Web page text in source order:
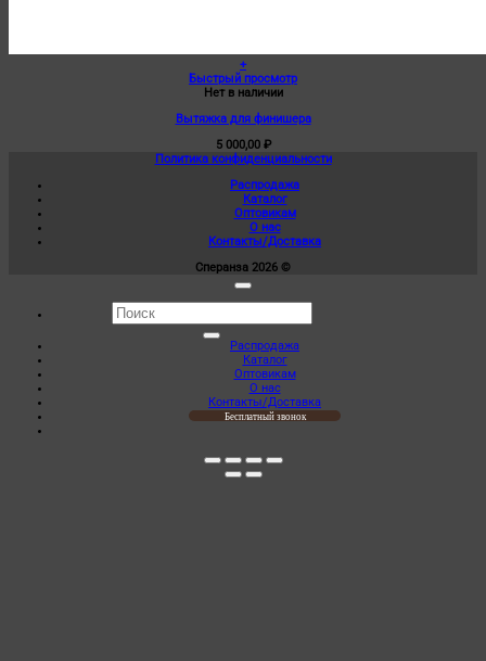
+
Быстрый просмотр
Нет в наличии
Вытяжка для финишера
5 000,00 ₽
Политика конфиденциальности
Распродажа
Каталог
Оптовикам
О нас
Контакты/Доставка
Сперанза 2026 ©
Искать:
Распродажа
Каталог
Оптовикам
О нас
Контакты/Доставка
Бесплатный звонок